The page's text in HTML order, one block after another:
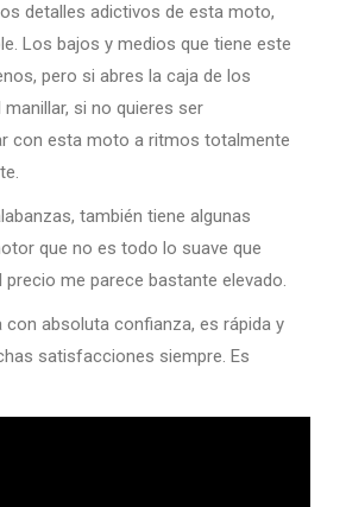
detalles adictivos de esta moto,
Los bajos y medios que tiene este
pero si abres la caja de los
si no quieres ser
con esta moto a ritmos totalmente
también tiene algunas
que no es todo lo suave que
precio me parece bastante elevado.
absoluta confianza, es rápida y
satisfacciones siempre. Es